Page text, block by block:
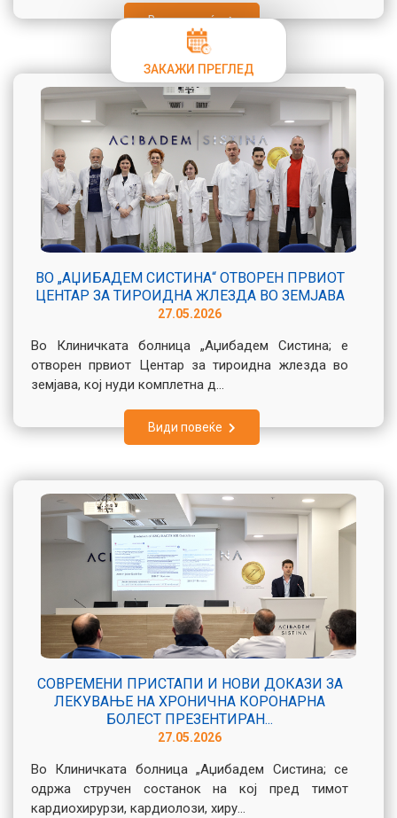
Види повеќе
ВО „АЏИБАДЕМ СИСТИНА“ ОТВОРЕН ПРВИОТ
ЦЕНТАР ЗА ТИРОИДНА ЖЛЕЗДА ВО ЗЕМЈАВА
27.05.2026
Во Клиничката болница „Аџибадем Систина; е
отворен првиот Центар за тироидна жлезда во
земјава, кој нуди комплетна д...
Види повеќе
СОВРЕМЕНИ ПРИСТАПИ И НОВИ ДОКАЗИ ЗА
ЛЕКУВАЊЕ НА ХРОНИЧНА КОРОНАРНА
БОЛЕСТ ПРЕЗЕНТИРАН...
27.05.2026
Во Клиничката болница „Аџибадем Систина; се
одржа стручен состанок на кој пред тимот
кардиохирурзи, кардиолози, хиру...
ЗАКАЖИ ПРЕГЛЕД